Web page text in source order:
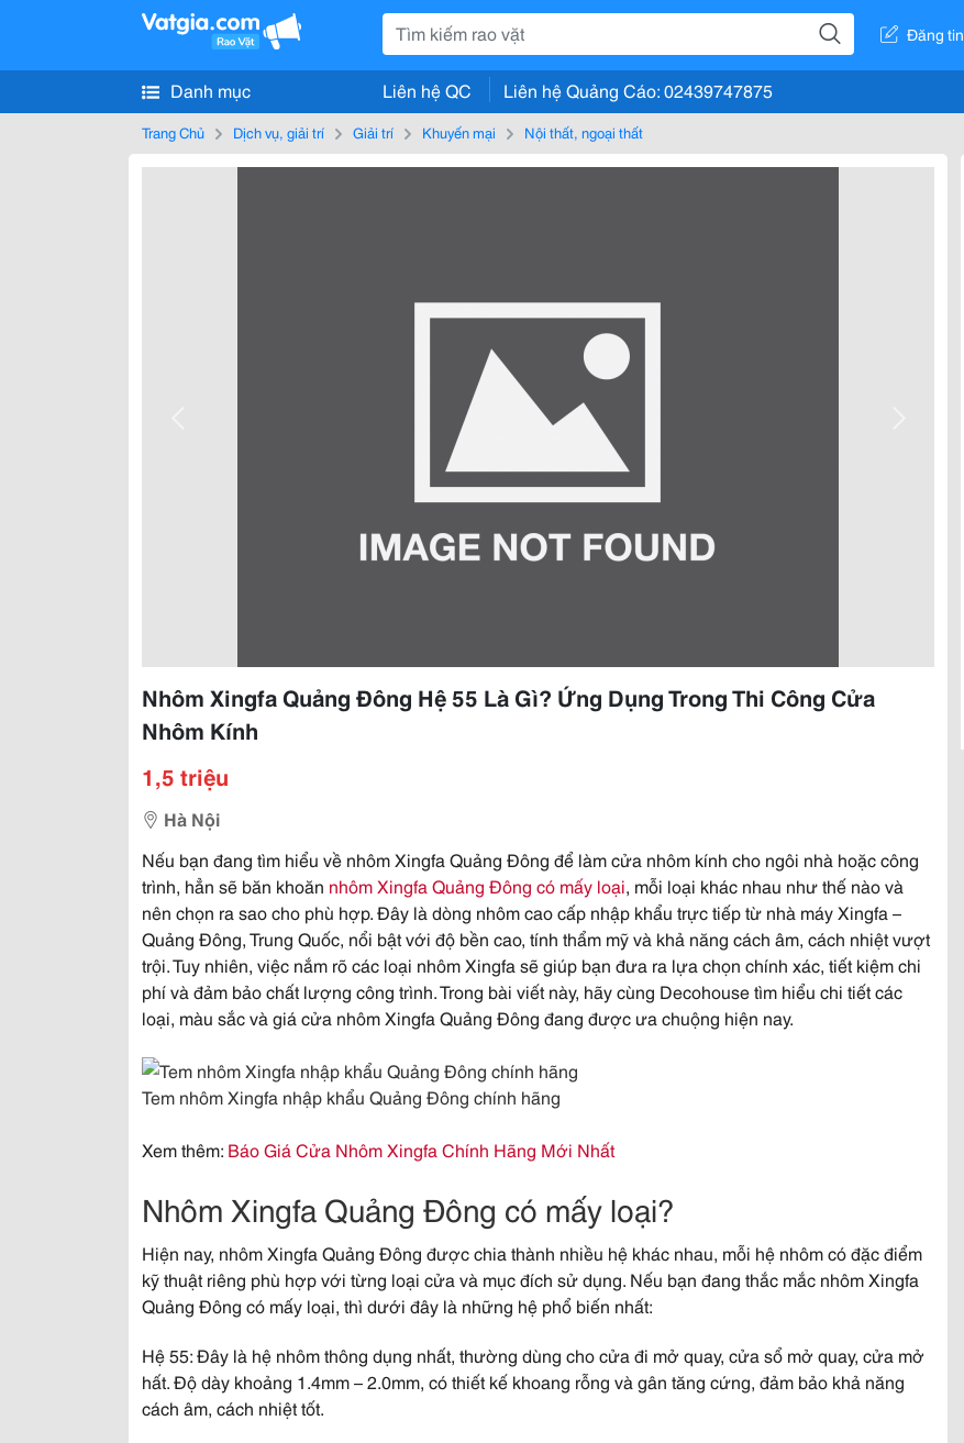
Đăng tin
Danh mục Liên hệ QC Liên hệ Quảng Cáo: 02439747875
Trang Chủ Dịch vụ, giải trí Giải trí Khuyến mại Nội thất, ngoại thất
Nhôm Xingfa Quảng Đông Hệ 55 Là Gì? Ứng Dụng Trong Thi Công Cửa
Nhôm Kính
1,5 triệu
Hà Nội
Nếu bạn đang tìm hiểu về nhôm Xingfa Quảng Đông để làm cửa nhôm kính cho ngôi nhà hoặc công
trình, hẳn sẽ băn khoăn nhôm Xingfa Quảng Đông có mấy loại, mỗi loại khác nhau như thế nào và
nên chọn ra sao cho phù hợp. Đây là dòng nhôm cao cấp nhập khẩu trực tiếp từ nhà máy Xingfa –
Quảng Đông, Trung Quốc, nổi bật với độ bền cao, tính thẩm mỹ và khả năng cách âm, cách nhiệt vượt
trội. Tuy nhiên, việc nắm rõ các loại nhôm Xingfa sẽ giúp bạn đưa ra lựa chọn chính xác, tiết kiệm chi
phí và đảm bảo chất lượng công trình. Trong bài viết này, hãy cùng Decohouse tìm hiểu chi tiết các
loại, màu sắc và giá cửa nhôm Xingfa Quảng Đông đang được ưa chuộng hiện nay.
Tem nhôm Xingfa nhập khẩu Quảng Đông chính hãng
Xem thêm: Báo Giá Cửa Nhôm Xingfa Chính Hãng Mới Nhất
Nhôm Xingfa Quảng Đông có mấy loại?
Hiện nay, nhôm Xingfa Quảng Đông được chia thành nhiều hệ khác nhau, mỗi hệ nhôm có đặc điểm
kỹ thuật riêng phù hợp với từng loại cửa và mục đích sử dụng. Nếu bạn đang thắc mắc nhôm Xingfa
Quảng Đông có mấy loại, thì dưới đây là những hệ phổ biến nhất:
Hệ 55:Đây là hệ nhôm thông dụng nhất, thường dùng cho cửa đi mở quay, cửa sổ mở quay, cửa mở
hất. Độ dày khoảng 1.4mm – 2.0mm, có thiết kế khoang rỗng và gân tăng cứng, đảm bảo khả năng
cách âm, cách nhiệt tốt.